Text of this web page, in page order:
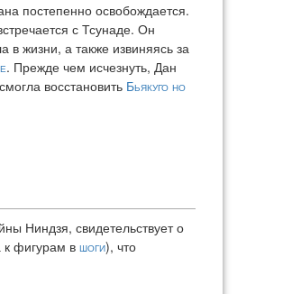
постепенно освобождается.
с Тсунаде. Он
в жизни, а также извиняясь за
. Прежде чем исчезнуть, Дан
восстановить Бьякуго но
Ниндзя, свидетельствует о
фигурам вшоги), что